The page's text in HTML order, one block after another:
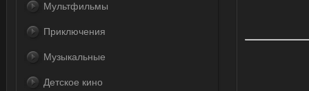
Мультфильмы
Приключения
Музыкальные
Детское кино